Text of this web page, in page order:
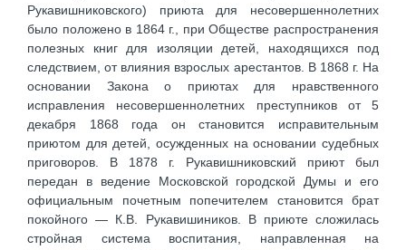
Рукавишниковского) приюта для несовершеннолетних
было положено в 1864 г., при Обществе распространения
полезных книг для изоляции детей, находящихся под
следствием, от влияния взрослых арестантов. В 1868 г. На
основании Закона о приютах для нравственного
исправления несовершеннолетних преступников от 5
декабря 1868 года он становится исправительным
приютом для детей, осужденных на основании судебных
приговоров. В 1878 г. Рукавишниковский приют был
передан в ведение Московской городской Думы и его
официальным почетным попечителем становится брат
покойного — К.В. Рукавишиников. В приюте сложилась
стройная система воспитания, направленная на